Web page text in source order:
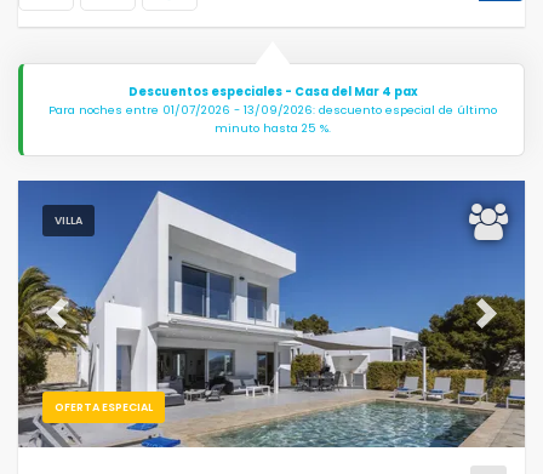
Descuentos especiales - Casa del Mar 4 pax
Para noches entre 01/07/2026 - 13/09/2026: descuento especial de último
minuto hasta 25 %.
VILLA
OFERTA ESPECIAL
Previous Next